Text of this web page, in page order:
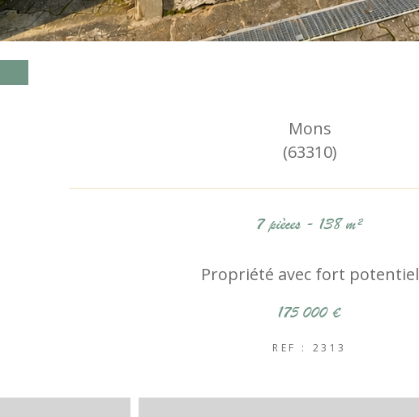
Mons
(63310)
7 pièces - 138 m²
Propriété avec fort potentiel
175 000 €
REF : 2313